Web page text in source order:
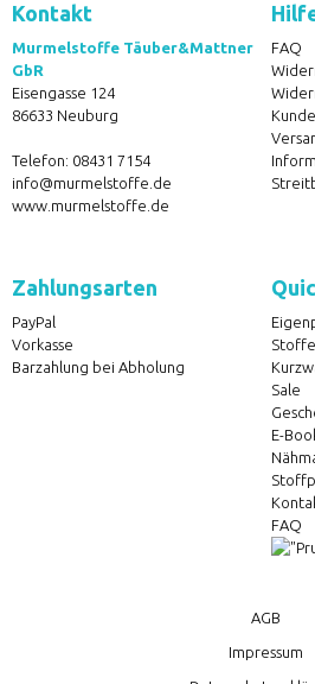
Kontakt
Murmelstoffe Täuber&Mattner
GbR
Eisengasse 124
86633 Neuburg
Telefon: 08431 7154
info@murmelstoffe.de
www.murmelstoffe.de
FAQ
Zahlungsarten
PayPal
Vorkasse
Barzahlung bei Abholung
Stoffe
Sale
E-
FAQ
AGB
Impressum